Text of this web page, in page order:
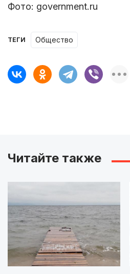
Фото: government.ru
ТЕГИ Общество
Читайте также